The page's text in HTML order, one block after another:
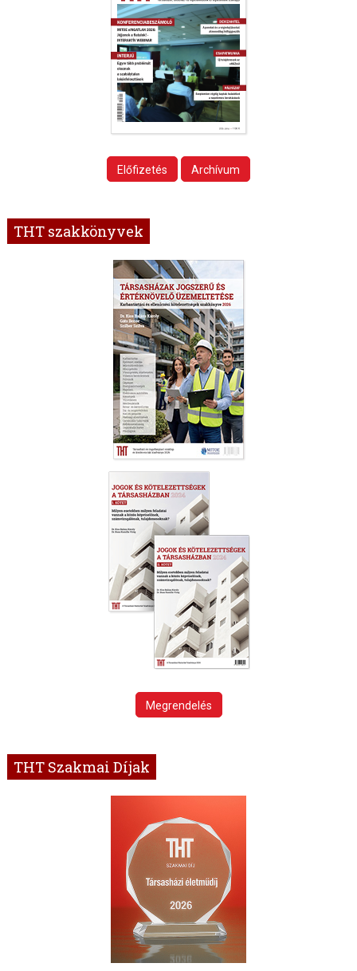
Előfizetés Archívum
THT szakkönyvek
Megrendelés
THT Szakmai Díjak